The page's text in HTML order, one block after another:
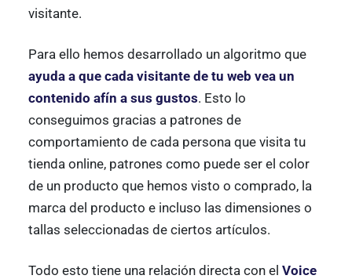
visitante.
Para ello hemos desarrollado un algoritmo que
ayuda a que cada visitante de tu web vea un
contenido afín a sus gustos. Esto lo
conseguimos gracias a patrones de
comportamiento de cada persona que visita tu
tienda online, patrones como puede ser el color
de un producto que hemos visto o comprado, la
marca del producto e incluso las dimensiones o
tallas seleccionadas de ciertos artículos.
Todo esto tiene una relación directa con el Voice